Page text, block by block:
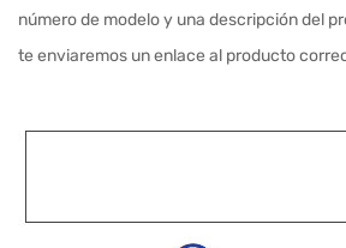
número de modelo y una descripción del
te enviaremos un enlace al producto